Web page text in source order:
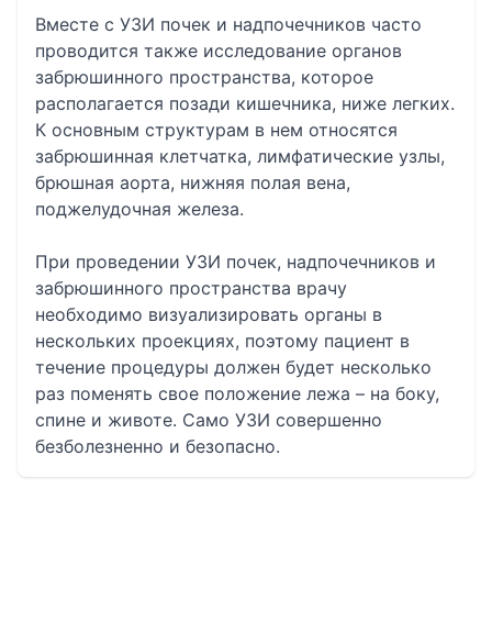
Вместе с УЗИ почек и надпочечников часто
проводится также исследование органов
забрюшинного пространства, которое
располагается позади кишечника, ниже легких.
К основным структурам в нем относятся
забрюшинная клетчатка, лимфатические узлы,
брюшная аорта, нижняя полая вена,
поджелудочная железа.
При проведении УЗИ почек, надпочечников и
забрюшинного пространства врачу
необходимо визуализировать органы в
нескольких проекциях, поэтому пациент в
течение процедуры должен будет несколько
раз поменять свое положение лежа – на боку,
спине и животе. Само УЗИ совершенно